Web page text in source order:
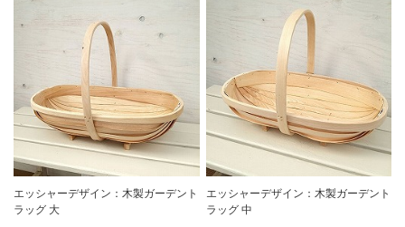
エッシャーデザイン：木製ガーデント
ラッグ 大
エッシャーデザイン：木製ガーデント
ラッグ 中